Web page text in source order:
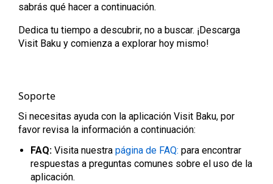
sabrás qué hacer a continuación.
Dedica tu tiempo a descubrir, no a buscar. ¡Descarga
Visit Baku y comienza a explorar hoy mismo!
Soporte
Si necesitas ayuda con la aplicación Visit Baku, por
favor revisa la información a continuación:
FAQ: Visita nuestra página de FAQ: para encontrar
respuestas a preguntas comunes sobre el uso de la
aplicación.